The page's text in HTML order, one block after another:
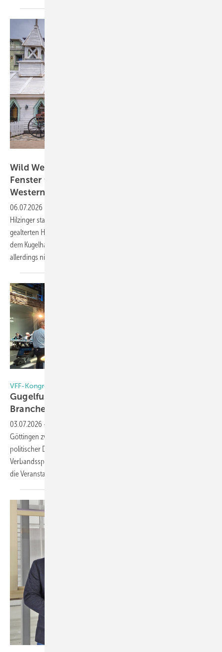
Wild West meets Fenstertechnik: Hilzinger-
Fenster für authentische
Westernstadt-Atmosphäre
06.07.2026
Hilzinger stattete die neue Europa-Park Westernstadt mit 360 speziell
gealterten Holzfenstern aus. Die sehen verdammt gut aus – ob sie
dem Kugelhagel echter Cowboys standhalten würden, wissen wir
allerdings nicht.
VFF-Kongress 2026
Gugelfuss übernimmt, Steinbrück fordert, die
Branche sucht ihren
03.07.2026 -
Göttingen zwei intensive Kongresstage voller fachlicher Impulse und
politischer Diskussionen. Neben dem Führungswechsel an der
Verbandsspitze prägten konkrete Lösungsvorschläge für die Baukrise
dieVeranstaltung.